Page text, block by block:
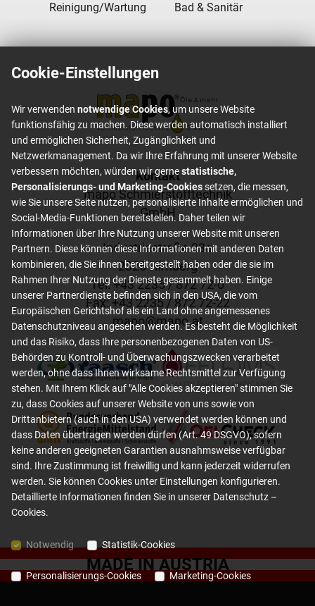
Reinigung/Wartung
Bad & Sanitär
Footer content
Kontakt
mapo Schmierstofftechnik
GmbH
Industriestraße 23a
2325 Himberg
Tel: +43 2235 / 872 72-0
Fax: +43 2235 / 872 72-22
mapo@mapo.at
MADE IN AUSTRIA
Cookie-Einstellungen
Wir verwenden notwendige Cookies, um unsere Website
funktionsfähig zu machen. Diese werden automatisch installiert
und ermöglichen Sicherheit, Zugänglichkeit und
Netzwerkmanagement. Da wir Ihre Erfahrung mit unserer Website
verbessern möchten, würden wir gernestatistische,
Personalisierungs- und Marketing-Cookiessetzen, die messen,
wie Sie unsere Seite nutzen, personalisierte Inhalte ermöglichen und
Social-Media-Funktionen bereitstellen. Daher teilen wir
Informationen über Ihre Nutzung unserer Website mit unseren
Partnern. Diese können diese Informationen mit anderen Daten
kombinieren, die Sie ihnen bereitgestellt haben oder die sie im
Rahmen Ihrer Nutzung der Dienste gesammelt haben. Einige
unserer Partnerdienste befinden sich in den USA, die vom
Europäischen Gerichtshof als ein Land ohne angemessenes
Datenschutzniveau angesehen werden. Es besteht die Möglichkeit
und das Risiko, dass Ihre personenbezogenen Daten von US-
Behörden zu Kontroll- und Überwachungszwecken verarbeitet
werden, ohne dass Ihnen wirksame Rechtsmittel zur Verfügung
stehen. Mit Ihrem Klick auf "Alle Cookies akzeptieren" stimmen Sie
zu, dass Cookies auf unserer Website von uns sowie von
Drittanbietern (auch in den USA) verwendet werden können und
dass Daten übertragen werden dürfen (Art. 49 DSGVO), sofern
keine anderen geeigneten Garantien ausnahmsweise verfügbar
sind. Ihre Zustimmung ist freiwillig und kann jederzeit widerrufen
werden. Sie können Cookies unter Einstellungen konfigurieren.
Detaillierte Informationen finden Sie in unserer Datenschutz –
Cookies.
Notwendig Statistik-Cookies
Personalisierungs-Cookies Marketing-Cookies